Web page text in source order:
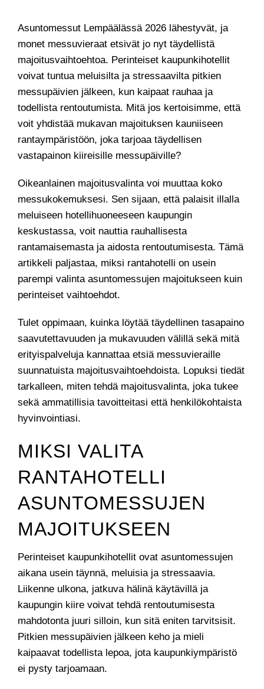
Asuntomessut Lempäälässä 2026 lähestyvät, ja
monet messuvieraat etsivät jo nyt täydellistä
majoitusvaihtoehtoa. Perinteiset kaupunkihotellit
voivat tuntua meluisilta ja stressaavilta pitkien
messupäivien jälkeen, kun kaipaat rauhaa ja
todellista rentoutumista. Mitä jos kertoisimme, että
voit yhdistää mukavan majoituksen kauniiseen
rantaympäristöön, joka tarjoaa täydellisen
vastapainon kiireisille messupäiville?
Oikeanlainen majoitusvalinta voi muuttaa koko
messukokemuksesi. Sen sijaan, että palaisit illalla
meluiseen hotellihuoneeseen kaupungin
keskustassa, voit nauttia rauhallisesta
rantamaisemasta ja aidosta rentoutumisesta. Tämä
artikkeli paljastaa, miksi rantahotelli on usein
parempi valinta asuntomessujen majoitukseen kuin
perinteiset vaihtoehdot.
Tulet oppimaan, kuinka löytää täydellinen tasapaino
saavutettavuuden ja mukavuuden välillä sekä mitä
erityispalveluja kannattaa etsiä messuvieraille
suunnatuista majoitusvaihtoehdoista. Lopuksi tiedät
tarkalleen, miten tehdä majoitusvalinta, joka tukee
sekä ammatillisia tavoitteitasi että henkilökohtaista
hyvinvointiasi.
MIKSI VALITA
RANTAHOTELLI
ASUNTOMESSUJEN
MAJOITUKSEEN
Perinteiset kaupunkihotellit ovat asuntomessujen
aikana usein täynnä, meluisia ja stressaavia.
Liikenne ulkona, jatkuva hälinä käytävillä ja
kaupungin kiire voivat tehdä rentoutumisesta
mahdotonta juuri silloin, kun sitä eniten tarvitsisit.
Pitkien messupäivien jälkeen keho ja mieli
kaipaavat todellista lepoa, jota kaupunkiympäristö
ei pysty tarjoamaan.